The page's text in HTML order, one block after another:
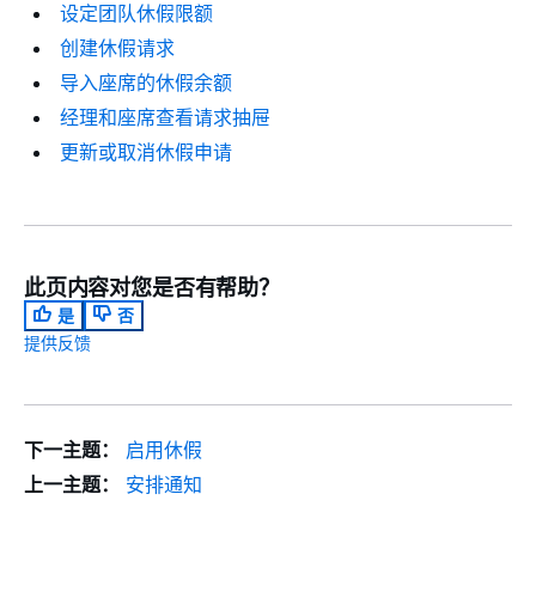
设定团队休假限额
创建休假请求
导入座席的休假余额
经理和座席查看请求抽屉
更新或取消休假申请
此页内容对您是否有帮助？
是
否
提供反馈
下一主题：
启用休假
上一主题：
安排通知